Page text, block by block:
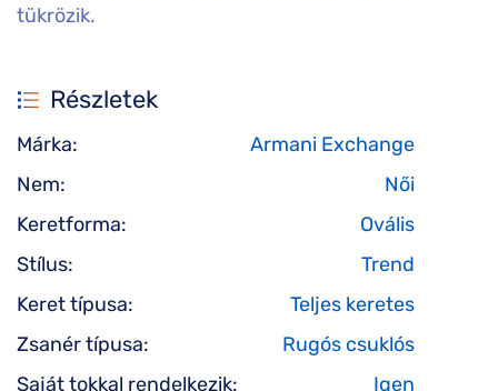
tükrözik.
Részletek
Márka:
Armani Exchange
Nem:
Női
Keretforma:
Ovális
Stílus:
Trend
Keret típusa:
Teljes keretes
Zsanér típusa:
Rugós csuklós
Saját tokkal rendelkezik:
Igen